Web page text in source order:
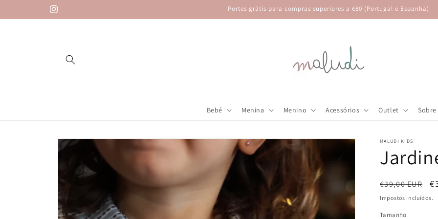
conteúdo
Instagram
Portes grátis para compras superiores a €80 (Portugal e Espanha)
Bebé Menina Menino Acessórios Outlet Sobre
a
informação
do produto
MALUDI KIDS
Preço
normal
€39,00 EUR
de
Impostos incluídos.
Tamanho